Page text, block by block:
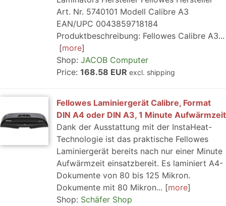
Art. Nr. 5740101 Modell Calibre A3
EAN/UPC 0043859718184
Produktbeschreibung: Fellowes Calibre A3...
more
Shop: JACOB Computer
Price: 168.58 EUR excl. shipping
Fellowes Laminiergerät Calibre, Format
DIN A4 oder DIN A3, 1 Minute Aufwärmzeit
Dank der Ausstattung mit der InstaHeat-
Technologie ist das praktische Fellowes
Laminiergerät bereits nach nur einer Minute
Aufwärmzeit einsatzbereit. Es laminiert A4-
Dokumente von 80 bis 125 Mikron.
Dokumente mit 80 Mikron...
more
Shop: Schäfer Shop